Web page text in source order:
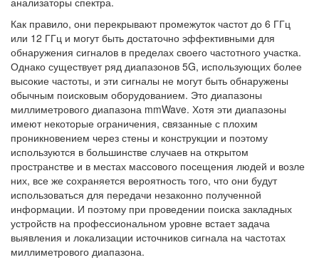
Как правило, они перекрывают промежуток частот до 6 ГГц
или 12 ГГц и могут быть достаточно эффективными для
обнаружения сигналов в пределах своего частотного участка.
Однако существует ряд диапазонов 5G, использующих более
высокие частоты, и эти сигналы не могут быть обнаружены
обычным поисковым оборудованием. Это диапазоны
миллиметрового диапазона mmWave. Хотя эти диапазоны
имеют некоторые ограничения, связанные с плохим
проникновением через стены и конструкции и поэтому
используются в большинстве случаев на открытом
пространстве и в местах массового посещения людей и возле
них, все же сохраняется вероятность того, что они будут
использоваться для передачи незаконно полученной
информации. И поэтому при проведении поиска закладных
устройств на профессиональном уровне встает задача
выявления и локализации источников сигнала на частотах
миллиметрового диапазона.